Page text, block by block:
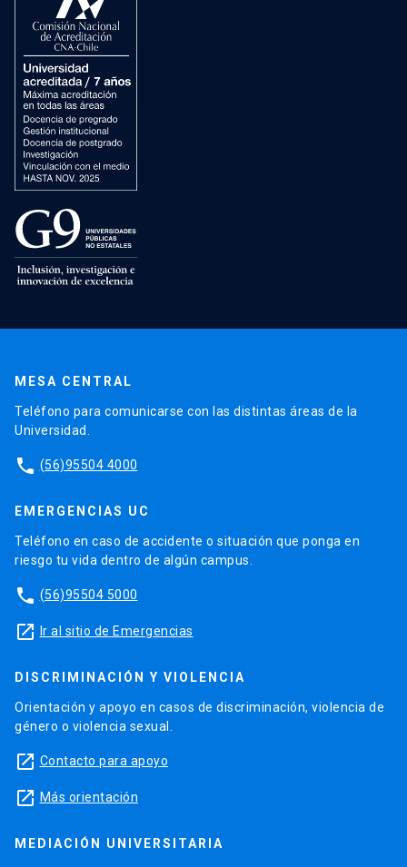
MESA CENTRAL
Teléfono para comunicarse con las distintas áreas de la
Universidad.
phone (56)95504 4000
EMERGENCIAS UC
Teléfono en caso de accidente o situación que ponga en
riesgo tu vida dentro de algún campus.
phone (56)95504 5000
launch Ir al sitio de Emergencias
DISCRIMINACIÓN Y VIOLENCIA
Orientación y apoyo en casos de discriminación, violencia de
género o violencia sexual.
launch Contacto para apoyo
launch Más orientación
MEDIACIÓN UNIVERSITARIA